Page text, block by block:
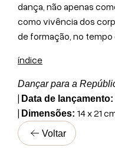
dança, não apenas
como vivência dos
de formação, no tempo
índice
Dançar para a
| Data de lançamento:
| Dimensões: 14 x 21
Voltar